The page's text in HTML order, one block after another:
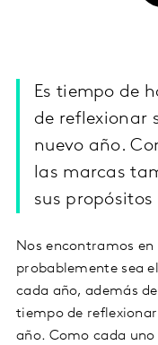
Es tiempo de
de reflexionar
nuevo año.
las marcas
sus
Nos encontramos
probablemente sea
cada año, además
tiempo de
año. Como cada